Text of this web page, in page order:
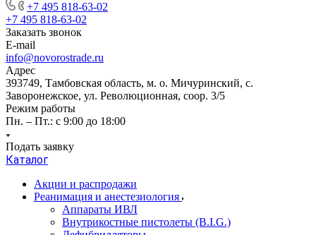
+7 495 818-63-02
+7 495 818-63-02
Заказать звонок
E-mail
info@novorostrade.ru
Адрес
393749, Тамбовская область, м. о. Мичуринский, с.
Заворонежское, ул. Революционная, соор. 3/5
Режим работы
Пн. – Пт.: с 9:00 до 18:00
Подать заявку
Каталог
Акции и распродажи
Реанимация и анестезиология
Аппараты ИВЛ
Внутрикостные пистолеты (B.I.G.)